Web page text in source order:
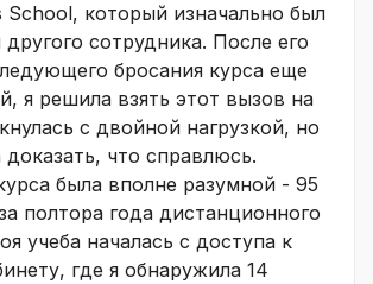
School, который изначально был
сотрудника. После его
бросания курса еще
я решила взять этот вызов на
с двойной нагрузкой, но
доказать, что справлюсь.
была вполне разумной - 95
полтора года дистанционного
учеба началась с доступа к
где я обнаружила 14